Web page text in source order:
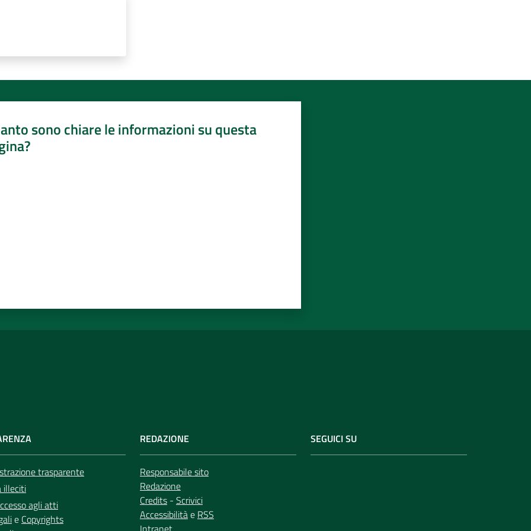
sono chiare le informazioni su questa
trasparente
illeciti
agli atti
e Copyrights
REDAZIONE
Responsabile sito
Redazione
Credits - Scrivici
Accessibilitàe RSS
SEGUICI SU